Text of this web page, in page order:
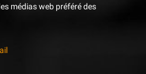
médias web préféré des